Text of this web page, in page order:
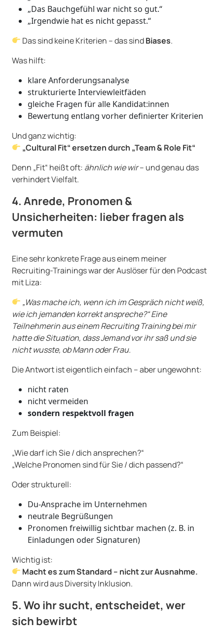
„Das Bauchgefühl war nicht so gut.“
„Irgendwie hat es nicht gepasst.“
Das sind keine Kriterien – das sindBiases.
Was hilft:
klare Anforderungsanalyse
strukturierte Interviewleitfäden
gleiche Fragen für alle Kandidat:innen
Bewertung entlang vorher definierter Kriterien
Und ganz wichtig:
„Cultural Fit“ ersetzen durch „Team & Role Fit“
Denn „Fit“ heißt oft: ähnlich wie wir– und genau das
verhindert Vielfalt.
4. Anrede, Pronomen &
Unsicherheiten: lieber fragen als
vermuten
Eine sehr konkrete Frage aus einem meiner
Recruiting-Trainings war der Auslöser für den Podcast
mit Liza:
„Was mache ich, wenn ich im Gespräch nicht weiß,
wie ich jemanden korrekt anspreche?“ Eine
Teilnehmerin aus einem Recruiting Training bei mir
hatte die Situation, dass Jemand vor ihr saß und sie
nicht wusste, ob Mann oder Frau.
Die Antwort ist eigentlich einfach – aber ungewohnt:
nicht raten
nicht vermeiden
sondern respektvoll fragen
Zum Beispiel:
„Wie darf ich Sie / dich ansprechen?“
„Welche Pronomen sind für Sie / dich passend?“
Oder strukturell:
Du-Ansprache im Unternehmen
neutrale Begrüßungen
Pronomen freiwillig sichtbar machen (z. B. in
Einladungen oder Signaturen)
Wichtig ist:
Macht es zum Standard – nicht zur Ausnahme.
Dann wird aus Diversity Inklusion.
5. Wo ihr sucht, entscheidet, wer
sich bewirbt